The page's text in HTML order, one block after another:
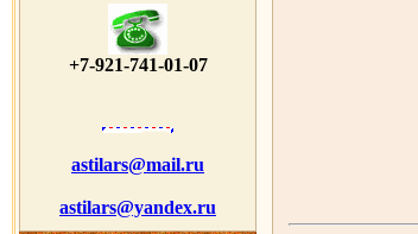
+7-921-741-01-07
astilars@mail.ru
astilars@yandex.ru